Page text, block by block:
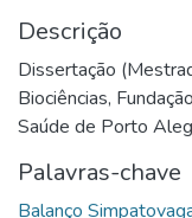
Descrição
Dissertação
Biociências,
Saúde de Porto
Palavras-chave
Balanço